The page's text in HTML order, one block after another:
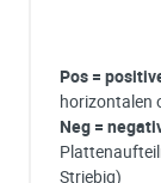
Pos =
horizontalen
Neg =
Striebig)